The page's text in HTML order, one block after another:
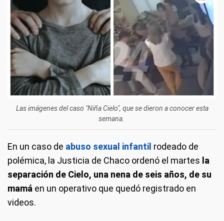
Las imágenes del caso "Niña Cielo", que se dieron a conocer esta
semana.
En un caso de abuso sexual infantil rodeado de
polémica, la Justicia de Chaco ordenó el martes la
separación de Cielo, una nena de seis años, de su
mamá en un operativo que quedó registrado en
videos.